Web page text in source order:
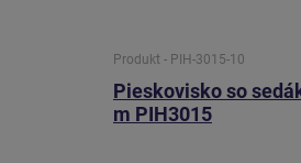
Produkt - PIH-3015-10
Pieskovisko so
m PIH3015